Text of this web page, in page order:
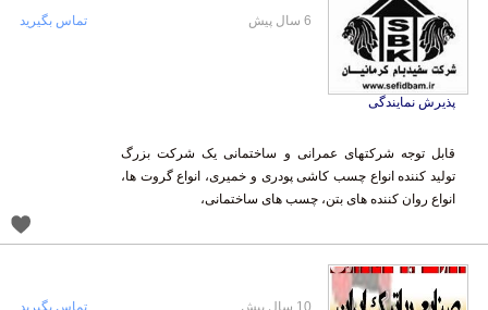
پذیرش نمایندگی
قابل توجه شرکتهای عمرانی و ساختمانی یک شرکت بزرگ
تولید کننده انواع چسب کاشی پودری و خمیری، انواع گروت ها،
انواع روان کننده های بتن، چسب های ساختمانی،
6 سال پیش تماس بگیرید
10 سال پیش تماس بگیرید